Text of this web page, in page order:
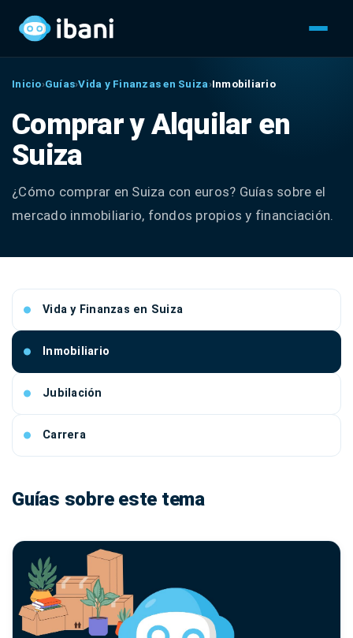
Inicio›Guías›Vida y Finanzas en Suiza›Inmobiliario
Comprar y Alquilar en
Suiza
¿Cómo comprar en Suiza con euros? Guías sobre el
mercado inmobiliario, fondos propios y financiación.
Vida y Finanzas en Suiza
Inmobiliario
Jubilación
Carrera
Guías sobre este tema